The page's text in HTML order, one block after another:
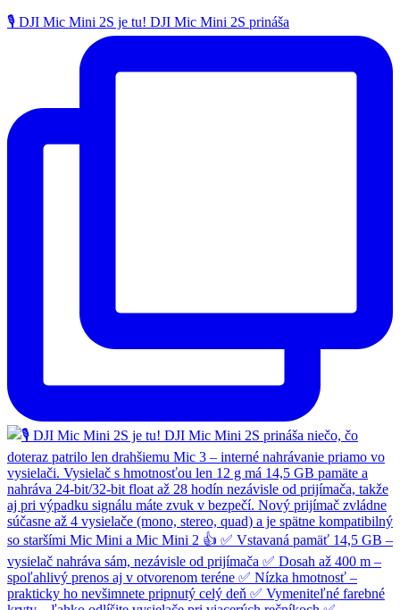
🎙️ DJI Mic Mini 2S je tu! DJI Mic Mini 2S prináša